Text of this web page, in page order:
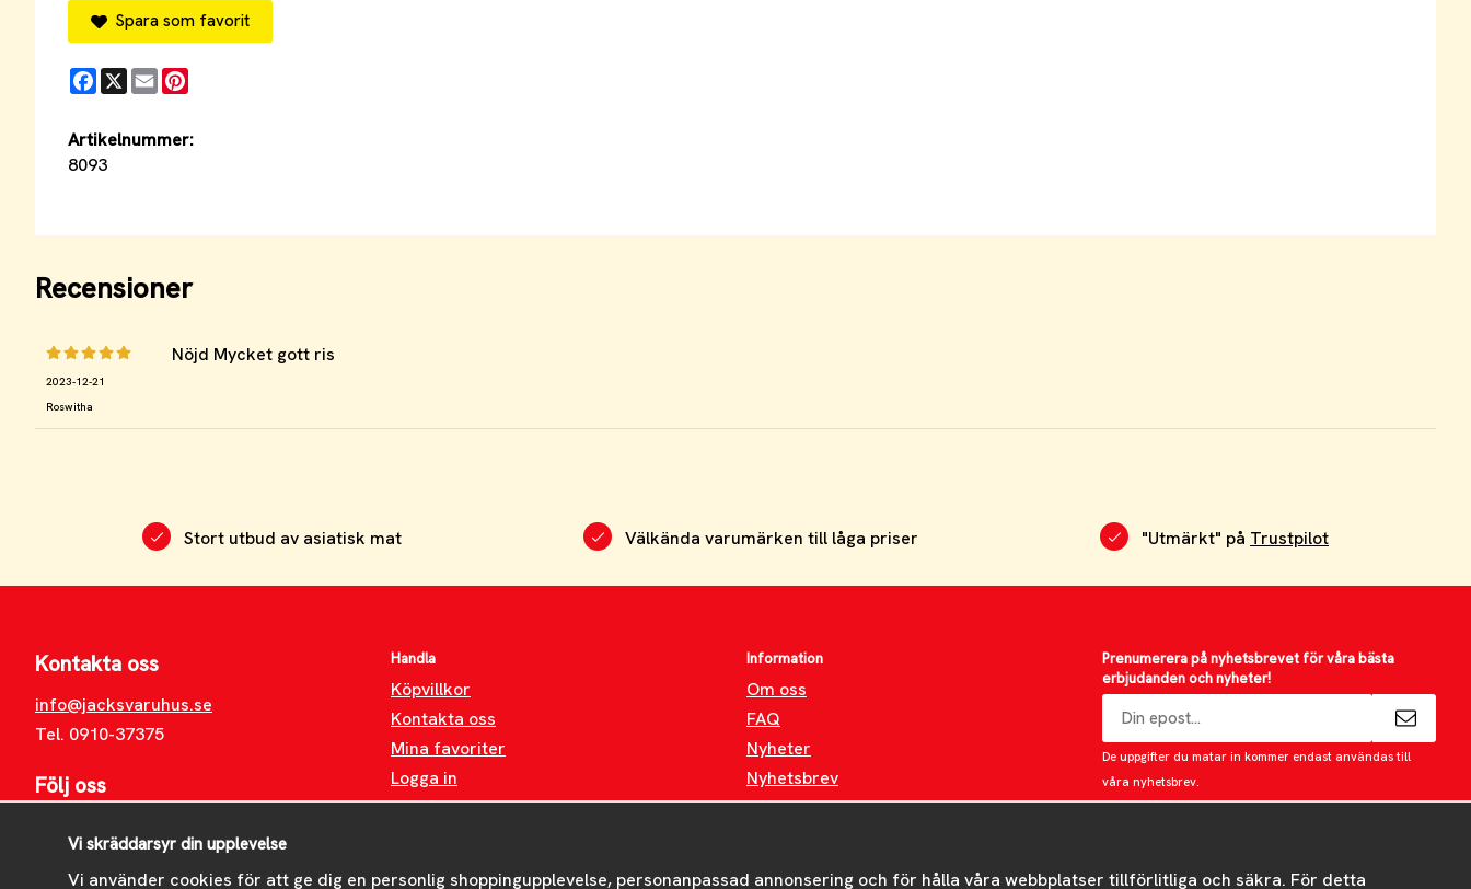
Spara som favorit
Facebook
X Email
Artikelnummer:
8093
Recensioner
2023-12-21
Roswitha
Nöjd Mycket gott ris
Stort utbud av asiatisk mat Välkända varumärken till låga priser "Utmärkt" på Trustpilot
Kontakta oss
info@jacksvaruhus.se
Tel. 0910-37375
Följ oss
Instagram
Handla
Köpvillkor
Kontakta oss
Mina favoriter
Logga in
Information
Om oss
FAQ
Nyheter
Nyhetsbrev
Om cookies
Prenumerera på nyhetsbrevet för våra bästa
erbjudanden och nyheter!
postadress
De uppgifter du matar in kommer endast användas till
våra nyhetsbrev.
Vi skräddarsyr din upplevelse
Vi använder cookies för att ge dig en personlig shoppingupplevelse, personanpassad annonsering och för hålla våra webbplatser tillförlitliga och säkra. För detta